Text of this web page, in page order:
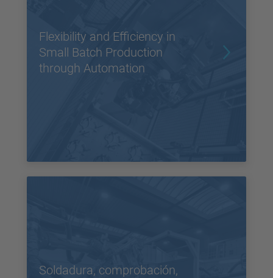
Flexibility and Efficiency in
Small Batch Production
through Automation
Soldadura, comprobación,